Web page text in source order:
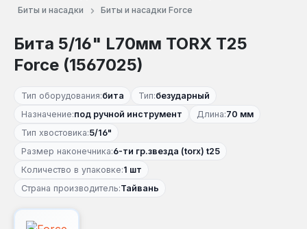
Биты и насадки
Биты и насадки Force
Бита 5/16" L70мм TORX T25
Force (1567025)
Тип оборудования:бита Тип:безударный
Назначение:под ручной инструмент Длина:70 мм
Тип хвостовика:5/16"
Размер наконечника:6-ти гр.звезда (torx) t25
Количество в упаковке:1 шт
Страна производитель:Тайвань